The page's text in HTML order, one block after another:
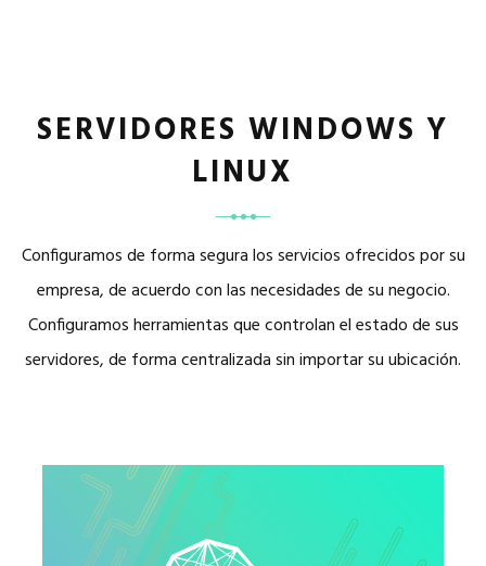
SERVIDORES WINDOWS Y
LINUX
Configuramos de forma segura los servicios ofrecidos por su
empresa, de acuerdo con las necesidades de su negocio.
Configuramos herramientas que controlan el estado de sus
servidores, de forma centralizada sin importar su ubicación.